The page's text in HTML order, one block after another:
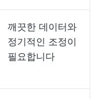
깨끗한 데이터와
정기적인 조정이
필요합니다